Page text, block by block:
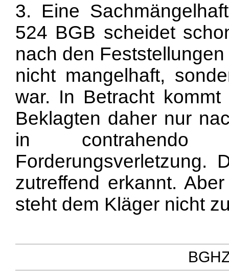
3. Eine
524 BGB scheidet
nach den
nicht mangelhaft,
war. In Betracht
Beklagten daher nur
in
Forderungsverletzung.
zutreffend erkannt.
steht dem Kläger nicht